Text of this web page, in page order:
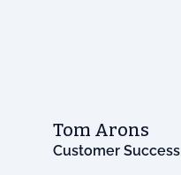
Tom Arons
Customer Success